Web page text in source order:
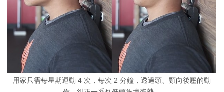
用家只需每星期運動 4 次，每次 2 分鐘，透過頭、頸向後壓的動